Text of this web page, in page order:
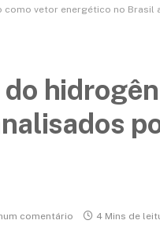
vetor energético no Brasil
comentário 4 Mins de